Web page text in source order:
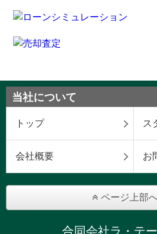
当社について
トップ ス
会社概要 お
ページ上部
合同会社ラ・テ